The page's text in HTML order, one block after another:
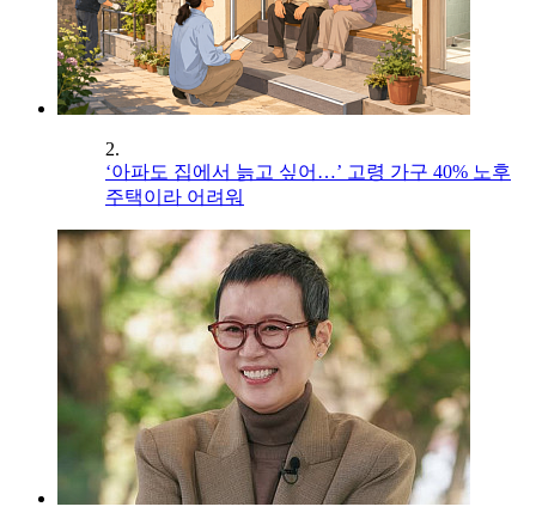
2.
‘아파도 집에서 늙고 싶어…’ 고령 가구 40% 노후
주택이라 어려워